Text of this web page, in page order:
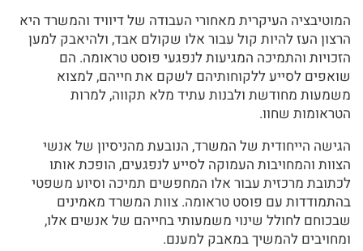
המוטיבציה העיקרית מאחורי העבודה של דיוויד והמשרד היא
הרצון העז להיות קול עבור אלו שקולם אבד, ולהיאבק למען
הזכויות והתמיכה המגיעות לנפגעי פוסט טראומה. הם
שואפים לסייע ללקוחותיהם לשקם את חייהם, למצוא
משמעות מחודשת ולבנות עתיד מלא תקווה, למרות
הטראומות שחוו.
הגישה הייחודית של המשרד, הנובעת מהניסיון של אנשי
הצוות והמחויבות העמוקה לסייע לנפגעים, הופכת אותו
לכתובת מרכזית עבור אלו המחפשים תמיכה וסיוע משפטי
בהתמודדות עם פוסט טראומה. צוות המשרד מאמינים
שבכוחם לחולל שינוי משמעותי בחייהם של אנשים אלו,
ומחויבים להמשיך במאבק למענם.